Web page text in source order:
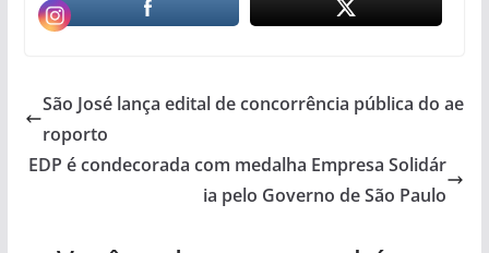
São José lança edital de concorrência pública do ae
roporto
EDP é condecorada com medalha Empresa Solidár
ia pelo Governo de São Paulo